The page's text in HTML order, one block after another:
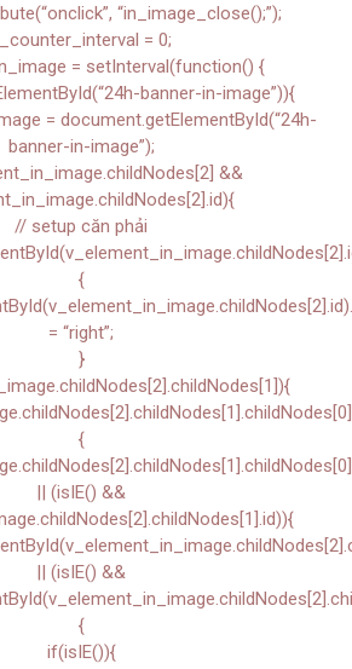
“in_image_close();”);
= 0;
= setInterval(function() {
banner-in-image”)){
= document.getElementById(“24h-
banner-in-image”);
&&
// setup căn phải
{
= “right”;
}
{
|| (isIE() &&
|| (isIE() &&
{
if(isIE()){